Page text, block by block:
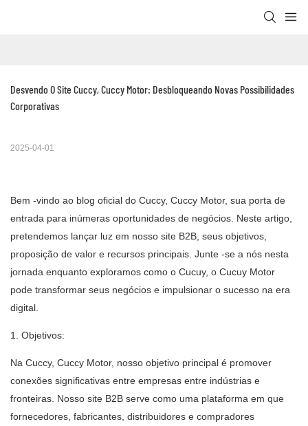
Desvendo O Site Cuccy, Cuccy Motor: Desbloqueando Novas Possibilidades
Corporativas
2025-04-01
Bem -vindo ao blog oficial do Cuccy, Cuccy Motor, sua porta de
entrada para inúmeras oportunidades de negócios. Neste artigo,
pretendemos lançar luz em nosso site B2B, seus objetivos,
proposição de valor e recursos principais. Junte -se a nós nesta
jornada enquanto exploramos como o Cucuy, o Cucuy Motor
pode transformar seus negócios e impulsionar o sucesso na era
digital.
1. Objetivos:
Na Cuccy, Cuccy Motor, nosso objetivo principal é promover
conexões significativas entre empresas entre indústrias e
fronteiras. Nosso site B2B serve como uma plataforma em que
fornecedores, fabricantes, distribuidores e compradores